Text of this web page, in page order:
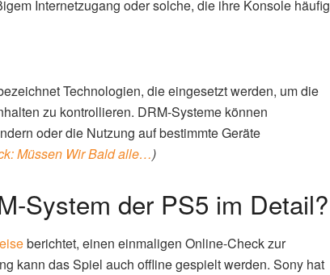
Internetzugang oder solche, die ihre Konsole häufig
Technologien, die eingesetzt werden, um die
zu kontrollieren. DRM-Systeme können
oder die Nutzung auf bestimmte Geräte
Müssen Wir Bald alle…)
System der PS5 im Detail?
berichtet, einen einmaligen Online-Check zur
kann das Spiel auch offline gespielt werden. Sony hat